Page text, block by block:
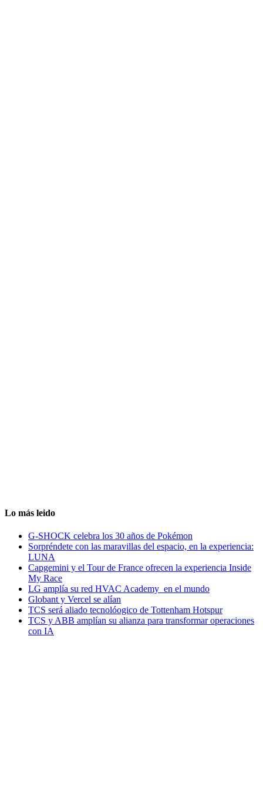
Lo más leido
G-SHOCK celebra los 30 años de Pokémon
Sorpréndete con las maravillas del espacio, en la experiencia:
LUNA
Capgemini y el Tour de France ofrecen la experiencia Inside
My Race
LG amplía su red HVAC Academy en el mundo
Globant y Vercel se alían
TCS será aliado tecnolóogico de Tottenham Hotspur
TCS y ABB amplían su alianza para transformar operaciones
con IA